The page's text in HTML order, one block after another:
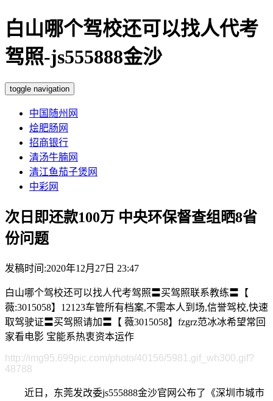
白山哪个驾校还可以找人代考
驾照-js555888金沙
toggle navigation
中国随州网
烩肥肠网
招商银行
清汤牛腩网
清江鱼茄子煲网
中彩网
次日即还款100万 中央环保督查组晒8省
份问题
发稿时间:2020年12月27日 23:47
白山哪个驾校还可以找人代考驾照〓买驾照联系教练〓【
薇:3015058】12123车管所有档案,不需本人到场,信誉驾校,快速
取驾驶证〓买驾照请加〓【 薇3015058】fzgrz范冰冰希望常回
家看电影 宝能系热衷资本运作
http://img95.699pic.com/photo/40156/5981.gif_wh300.gif?
48788
近日，东莞发改委js555888金沙官网公布了《深圳市城市